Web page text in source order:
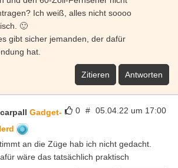
Ich weiß, alles nicht soooo
🙂
gibt sicher jemanden, der dafür
hat.
Zitieren Antworten
0 # 05.04.22 um 17:00
Gadget-
an die Züge hab ich nicht gedacht.
wäre das tatsächlich praktisch